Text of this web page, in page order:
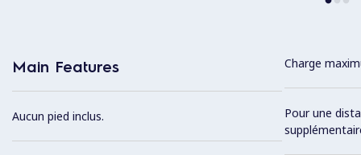
Main Features
Aucun pied inclus.
Charge
Pour une